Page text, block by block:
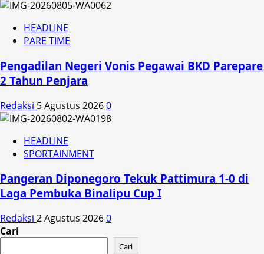
HEADLINE
PARE TIME
Pengadilan Negeri Vonis Pegawai BKD Parepare
2 Tahun Penjara
Redaksi 5 Agustus 20260
HEADLINE
SPORTAINMENT
Pangeran Diponegoro Tekuk Pattimura 1-0 di
Laga Pembuka Binalipu Cup I
Redaksi 2 Agustus 20260
Cari
Cari